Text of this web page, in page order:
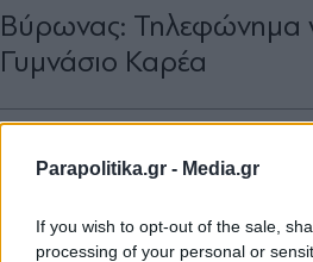
Parapolitika.gr - Media.gr
If you wish to opt-out of the sale,
processing of your personal or
Βύρωνας: Τηλεφώνημα
Γυμνάσιο Καρέα